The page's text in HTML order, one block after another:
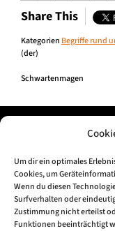
Um dir ein optimales
Cookies, um
Wenn du diesen
Surfverhalten oder
Zustimmung nicht erteilst
Funktionen beeinträchtigt
Share This
Kategorien Begriffe rund
(der)
Schwartenmagen
©